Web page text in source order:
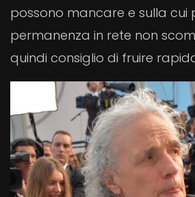
possono mancare e sulla cui
permanenza in rete non
quindi consiglio di fruire